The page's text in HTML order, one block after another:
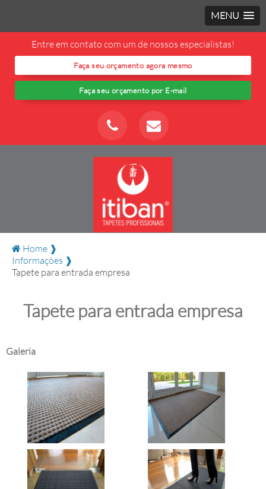
MENU
Entre em contato com um de nossos especialistas!
Faça seu orçamento agora mesmo
Faça seu orçamento por E-mail
Home ❱
Informações ❱
Tapete para entrada empresa
Tapete para entrada empresa
Galeria